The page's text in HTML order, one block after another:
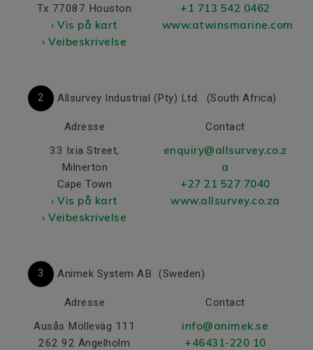
Tx 77087 Houston
› Vis på kart
› Veibeskrivelse
+1 713 542 0462
www.atwinsmarine.com
2 Allsurvey Industrial (Pty) Ltd. (South Africa)
Adresse
33 Ixia Street,
Milnerton
Cape Town
› Vis på kart
› Veibeskrivelse
Contact
enquiry@allsurvey.co.z
a
+27 21 527 7040
www.allsurvey.co.za
3 Animek System AB (Sweden)
Adresse
Ausås Mölleväg 111
262 92 Ängelholm
Contact
info@animek.se
+46431-220 10